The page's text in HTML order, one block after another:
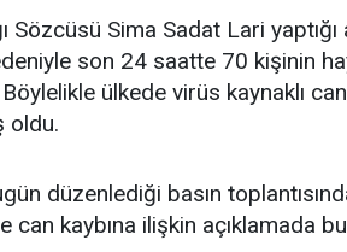
Sözcüsü Sima Sadat Lari yaptığı
son 24 saatte 70 kişinin
ülkede virüs kaynaklı can
oldu.
düzenlediği basın
can kaybına ilişkin açıklamada